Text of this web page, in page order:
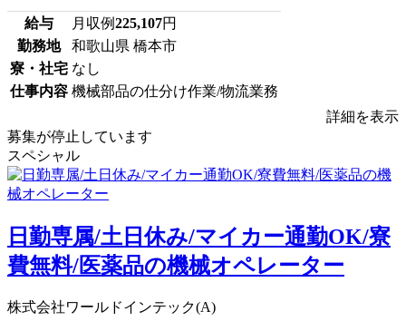
給与 月収例225,107円
勤務地
和歌山県 橋本市
寮・社宅 なし
仕事内容 機械部品の仕分け作業/物流業務
詳細を表示
募集が停止しています
スペシャル
日勤専属/土日休み/マイカー通勤OK/寮
費無料/医薬品の機械オペレーター
株式会社ワールドインテック(A)